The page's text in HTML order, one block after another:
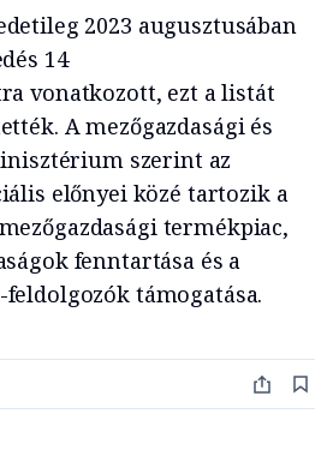
2023 augusztusában
14
vonatkozott, ezt a listát
A mezőgazdasági és
szerint az
előnyei közé tartozik a
termékpiac,
fenntartása és a
támogatása.